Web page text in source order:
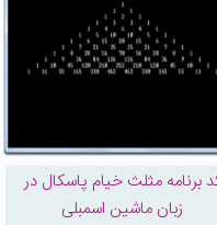
برنامه مثلث خیام پاسکال در
زبان ماشین اسمبلی